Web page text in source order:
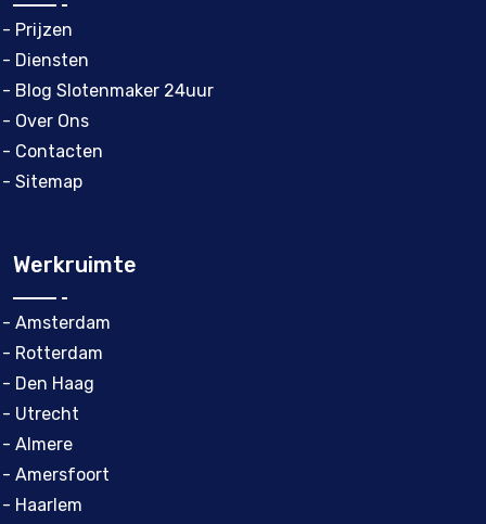
- Prijzen
- Diensten
- Blog Slotenmaker 24uur
- Over Ons
- Contacten
- Sitemap
Werkruimte
- Amsterdam
- Rotterdam
- Den Haag
- Utrecht
- Almere
- Amersfoort
- Haarlem